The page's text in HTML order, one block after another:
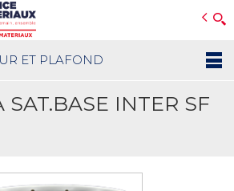
ET PLAFOND
SAT.BASE INTER SF